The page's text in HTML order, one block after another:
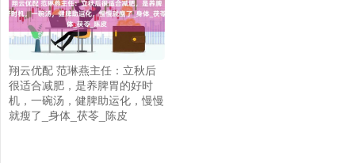
翔云优配 范琳燕主任：立秋后
很适合减肥，是养脾胃的好时
机，一碗汤，健脾助运化，慢慢
就瘦了_身体_茯苓_陈皮